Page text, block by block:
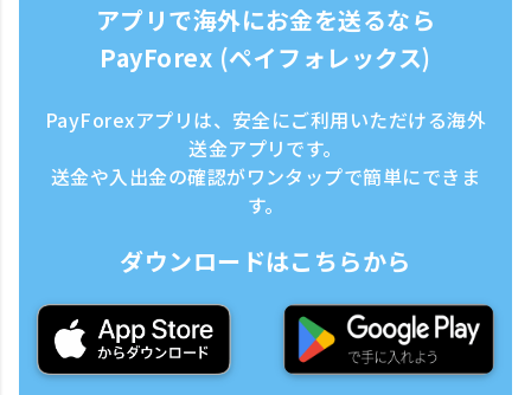
アプリで海外にお金を送るなら
PayForex (ペイフォレックス)
PayForexアプリは、安全にご利用いただける海外
送金アプリです。
送金や入出金の確認がワンタップで簡単にできま
す。
ダウンロードはこちらから